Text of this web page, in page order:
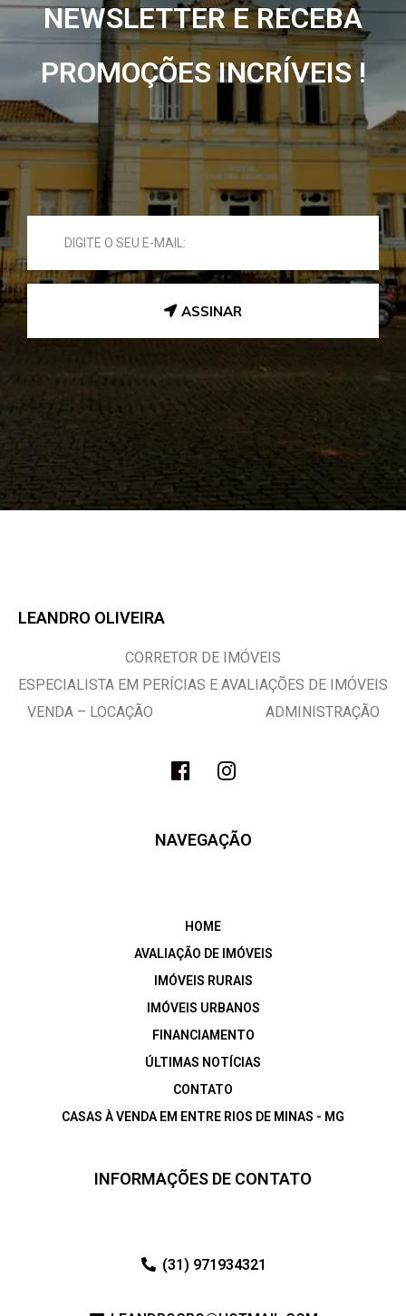
NEWSLETTER E RECEBA
PROMOÇÕES INCRÍVEIS !
ASSINAR
LEANDRO OLIVEIRA
CORRETOR DE IMÓVEIS
ESPECIALISTA EM PERÍCIAS E AVALIAÇÕES DE IMÓVEIS
VENDA – LOCAÇÃO ADMINISTRAÇÃO
NAVEGAÇÃO
HOME
AVALIAÇÃO DE IMÓVEIS
IMÓVEIS RURAIS
IMÓVEIS URBANOS
FINANCIAMENTO
ÚLTIMAS NOTÍCIAS
CONTATO
CASAS À VENDA EM ENTRE RIOS DE MINAS - MG
INFORMAÇÕES DE CONTATO
(31) 971934321